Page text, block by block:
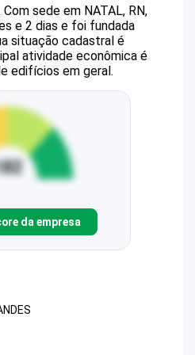
Com sede em NATAL, RN,
e 2 dias e foi fundada
situação cadastral é
atividade econômica é
edifícios em geral.
da empresa